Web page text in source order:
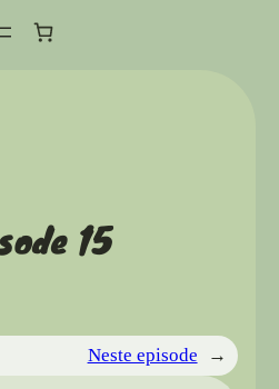
15
Neste episode →